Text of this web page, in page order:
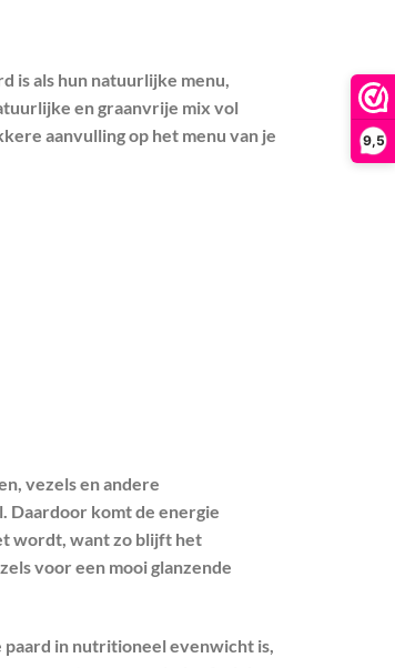
9,5
is als hun natuurlijke menu,
en graanvrije mix vol
aanvulling op het menu van je
vezels en andere
Daardoor komt de energie
wordt, want zo blijft het
voor een mooi glanzende
in nutritioneel evenwicht is,